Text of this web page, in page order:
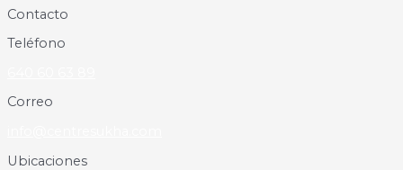
Contacto
Teléfono
Correo
Ubicaciones